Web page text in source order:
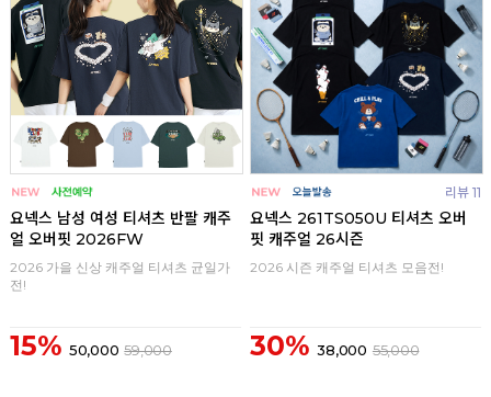
요넥스 남성 여성 티셔츠 반팔 캐주
얼 오버핏 2026FW
2026 가을 신상 캐주얼 티셔츠 균일가
전!
15% 50,000 59,000
리뷰 11
요넥스 261TS050U 티셔츠 오버
핏 캐주얼 26시즌
2026 시즌 캐주얼 티셔츠 모음전!
30% 38,000 55,000